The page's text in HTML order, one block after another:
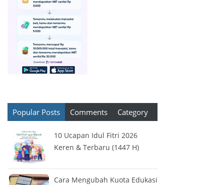
Popular Posts Comments Category
10 Ucapan Idul Fitri 2026
Keren & Terbaru (1447 H)
Cara Mengubah Kuota Edukasi